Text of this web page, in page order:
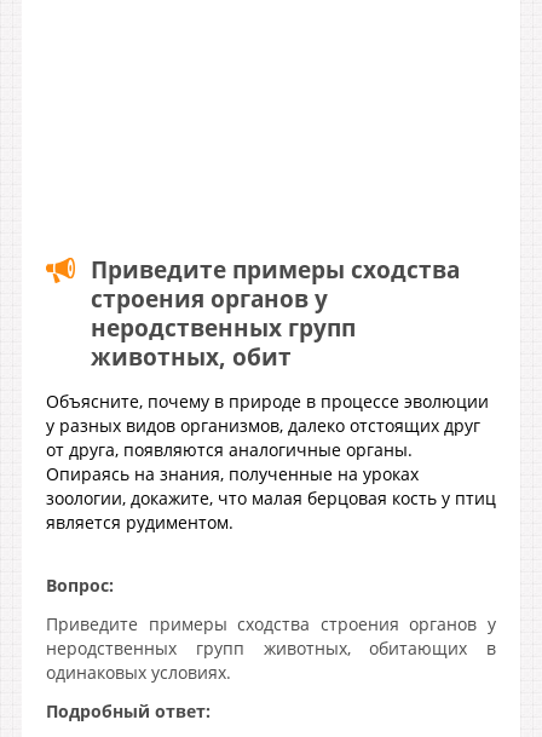
Приведите примеры сходства
строения органов у
неродственных групп
животных, обит
Объясните, почему в природе в процессе эволюции
у разных видов организмов, далеко отстоящих друг
от друга, появляются аналогичные органы.
Опираясь на знания, полученные на уроках
зоологии, докажите, что малая берцовая кость у птиц
является рудиментом.
Вопрос:
Приведите примеры сходства строения органов у
неродственных групп животных, обитающих в
одинаковых условиях.
Подробный ответ: